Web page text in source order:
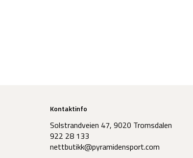
Kontaktinfo
Solstrandveien 47, 9020 Tromsdalen
922 28 133
nettbutikk@pyramidensport.com